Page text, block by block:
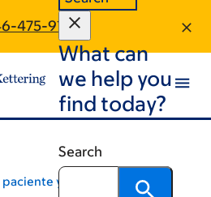
475-9147
What can
we help you
find today?
Search
paciente y la comunidad